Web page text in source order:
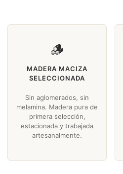
🪵
MADERA MACIZA
SELECCIONADA
Sin aglomerados, sin
melamina. Madera pura de
primera selección,
estacionada y trabajada
artesanalmente.